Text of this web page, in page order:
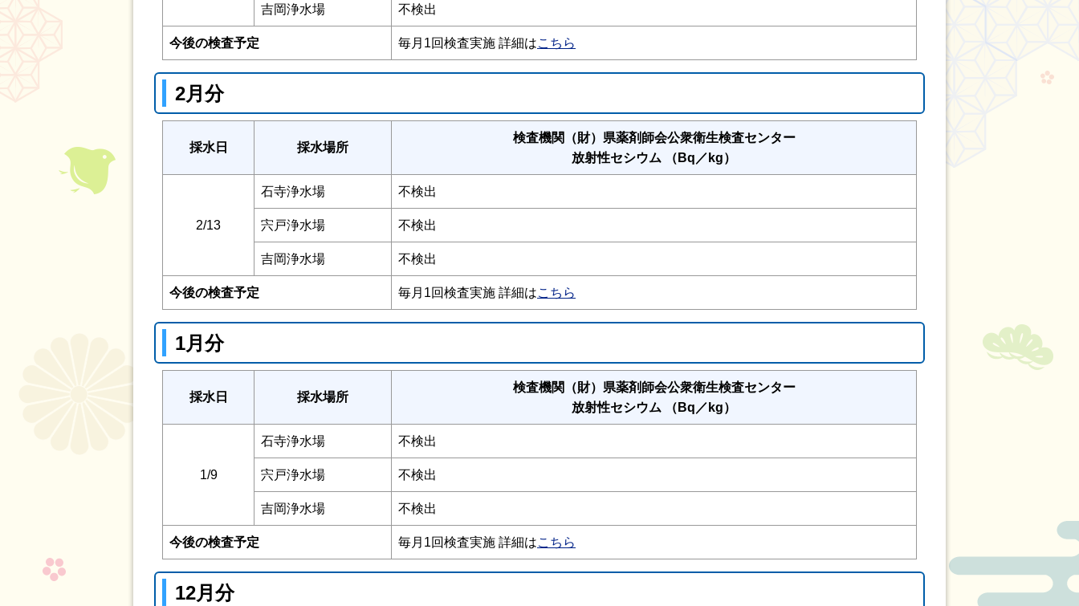
吉岡浄水場 不検出
今後の検査予定 毎月1回検査実施 詳細はこちら
2月分
採水日 採水場所
検査機関（財）県薬剤師会公衆衛生検査センター
放射性セシウム （Bq／kg）
2/13
石寺浄水場 不検出
宍戸浄水場 不検出
吉岡浄水場 不検出
今後の検査予定 毎月1回検査実施 詳細はこちら
1月分
採水日 採水場所
検査機関（財）県薬剤師会公衆衛生検査センター
放射性セシウム （Bq／kg）
1/9
石寺浄水場 不検出
宍戸浄水場 不検出
吉岡浄水場 不検出
今後の検査予定 毎月1回検査実施 詳細はこちら
12月分